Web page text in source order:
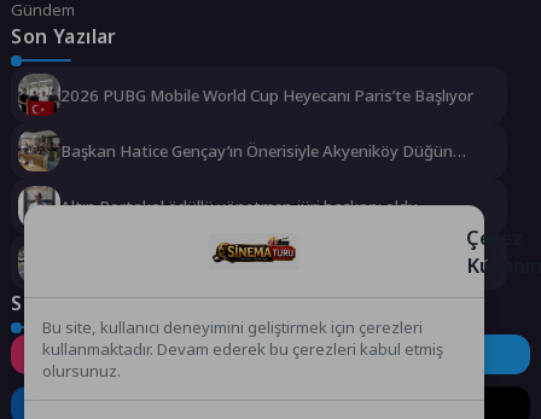
Gündem
Son Yazılar
2026 PUBG Mobile World Cup Heyecanı Paris’te Başlıyor
Başkan Hatice Gençay’ın Önerisiyle Akyeniköy Düğün
Altın Portakal ödüllü yönetmen jüri başkanı oldu
Rauf Denktaş ve Bülent Ecevit Bulvarı yolları asfaltlanıyor
Sosyal Medya
Instagram Facebook Twitter
LinkedIn YouTube TikTok
Çerez
Bu site, kullanıcı deneyimini geliştirmek için çerezleri
kullanmaktadır. Devam ederek bu çerezleri kabul etmiş
olursunuz.